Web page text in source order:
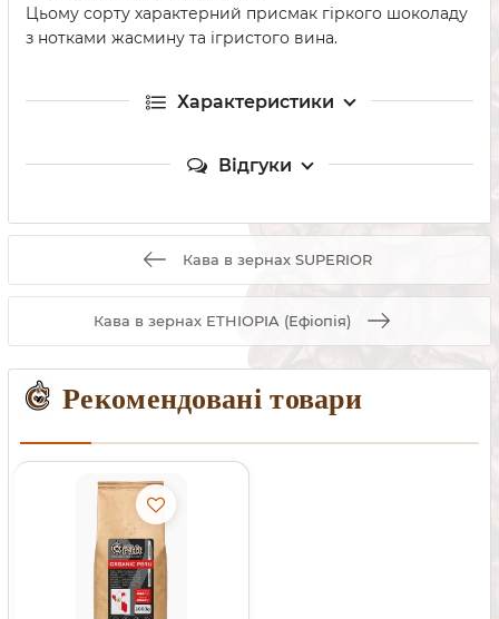
Цьому сорту характерний присмак гіркого шоколаду
з нотками жасмину та ігристого вина.
Характеристики
Відгуки
Кава в зернах SUPERIOR
Кава в зернах ETHIOPIA (Ефіопія)
Рекомендовані товари